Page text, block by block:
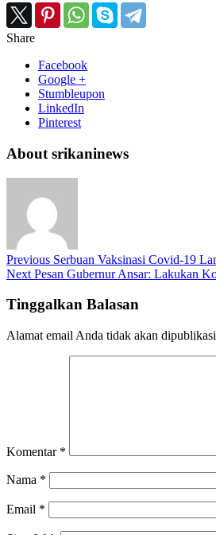
Share
Facebook
Google +
Stumbleupon
LinkedIn
Pinterest
About srikaninews
Previous Serbuan Vaksinasi Covid-19
Next Pesan Gubernur Ansar: Lakukan
Tinggalkan Balasan
Alamat email Anda tidak akan
Komentar *
Nama *
Email *